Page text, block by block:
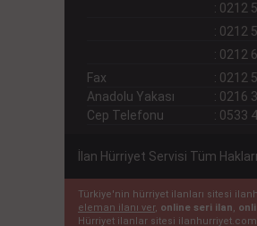
: 0212
: 0212
: 0212
Fax
: 0212
Anadolu Yakası
: 0216
Cep Telefonu
: 0533
İlan Hürriyet Servisi Tüm
Türkiye'nin hürriyet ilanları sitesi
eleman ilanı ver, online seri ilan,
Hürriyet ilanlar sitesi